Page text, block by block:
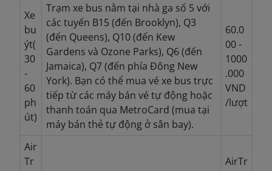
Xe
bu
ýt(
30
-
60
ph
út)
Trạm xe bus nằm tại nhà ga số 5 với
các tuyến B15 (đến Brooklyn), Q3
(đến Queens), Q10 (đến Kew
Gardens và Ozone Parks), Q6 (đến
Jamaica), Q7 (đến phía Đông New
York). Bạn có thể mua vé xe bus trực
tiếp từ các máy bán vé tự động hoặc
thanh toán qua MetroCard (mua tại
máy bán thẻ tự động ở sân bay).
60.0
00 -
1000
.000
VND
/lượt
Air
Tr
AirTr